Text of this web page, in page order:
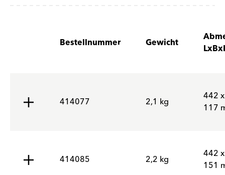
Bestellnummer Gewicht
414077 2,1 kg
442
117
414085 2,2 kg
442
151